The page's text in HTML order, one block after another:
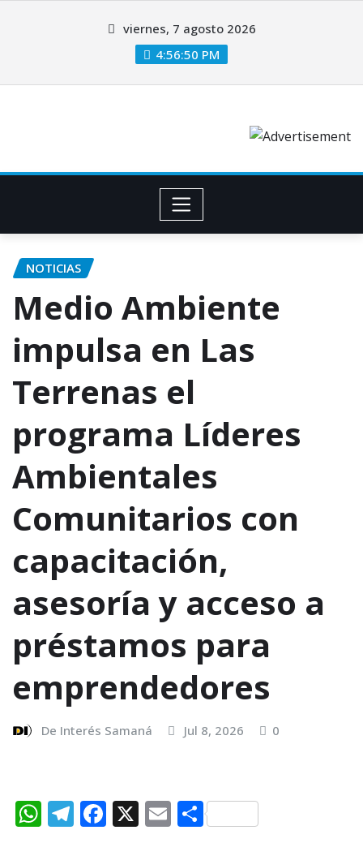
viernes, 7 agosto 2026
4:56:51 PM
NOTICIAS
Medio Ambiente
impulsa en Las
Terrenas el
programa Líderes
Ambientales
Comunitarios con
capacitación,
asesoría y acceso a
préstamos para
emprendedores
De Interés Samaná Jul 8, 2026 0
W T F X E C